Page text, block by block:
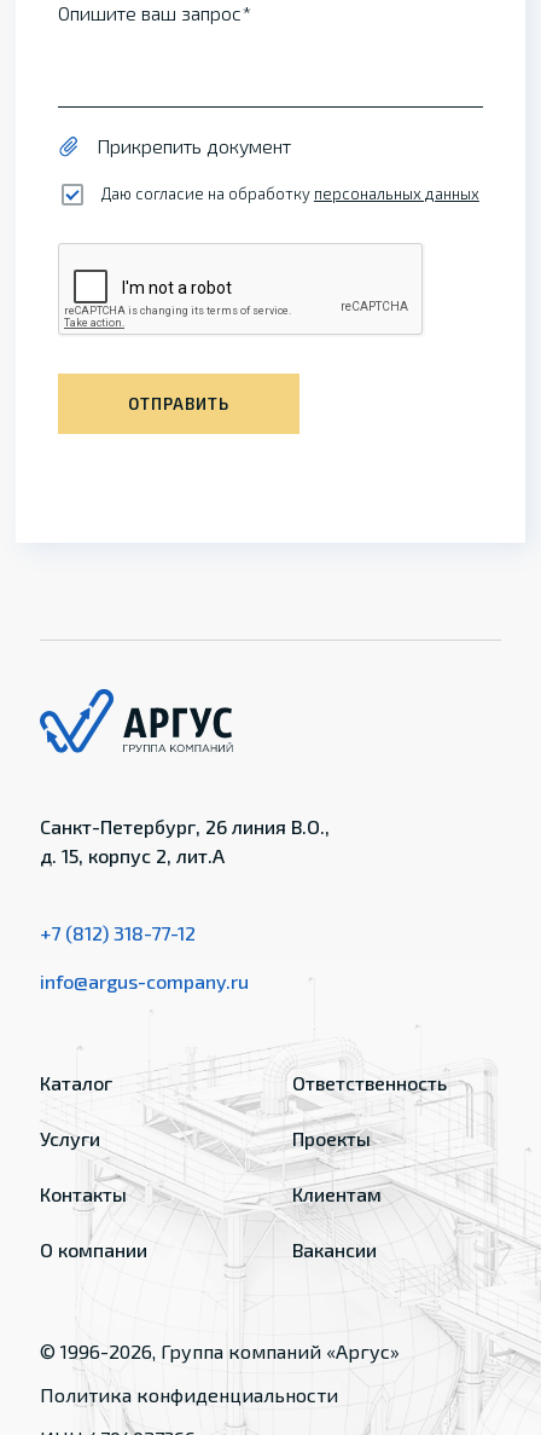
Опишите ваш запрос
Прикрепить документ
Даю согласие на обработку персональных данных
ОТПРАВИТЬ
Санкт-Петербург, 26 линия В.О.,
д. 15, корпус 2, лит.А
+7 (812) 318-77-12
info@argus-company.ru
Каталог
Услуги
Контакты
О компании
Ответственность
Проекты
Клиентам
Вакансии
© 1996-2026, Группа компаний «Аргус»
Политика конфиденциальности